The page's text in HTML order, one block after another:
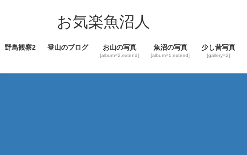
ツ
ス
シ
ン
お気楽魚沼人
野鳥観察2 登山のブログ お山の写真
[album=2,extend]
魚沼の写真
[album=1,extend]
少し昔写真
[gallery=2]